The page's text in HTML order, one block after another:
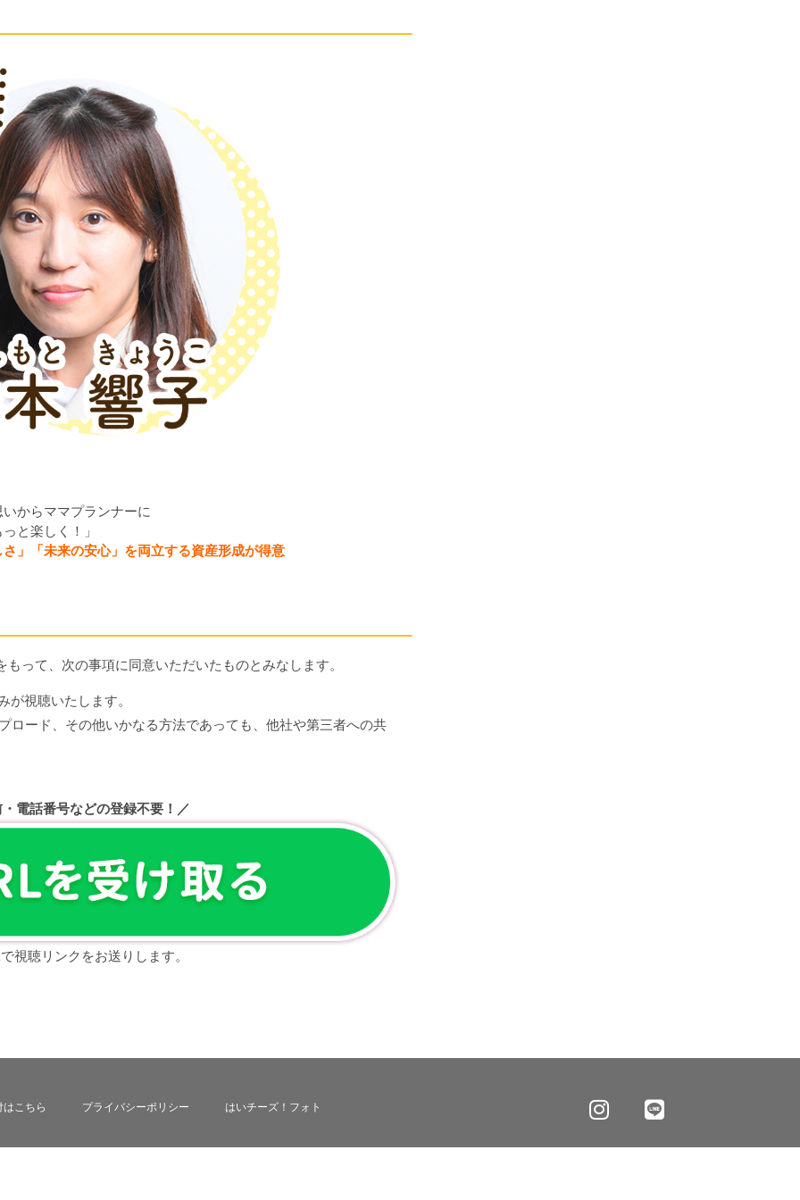
からママプランナーに
と楽しく！」
」「未来の安心」を両立する資産形成が得意
って、次の事項に同意いただいたものとみなします。
視聴いたします。
ロード、その他いかなる方法であっても、他社や第三者への共
電話番号などの登録不要！／
視聴リンクをお送りします。
こちら プライバシーポリシー はいチーズ！フォト